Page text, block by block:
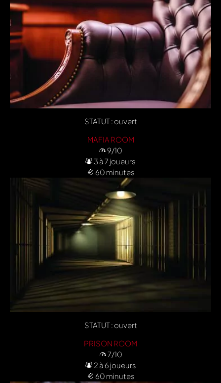
STATUT : ouvert
MAFIA ROOM
9/10
3 à 7 joueurs
60 minutes
STATUT : ouvert
PRISON ROOM
7/10
2 à 6 joueurs
60 minutes